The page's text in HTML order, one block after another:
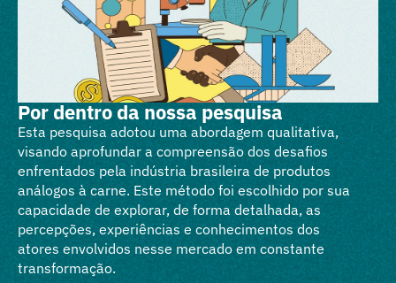
Por dentro da nossa pesquisa
Esta pesquisa adotou uma abordagem qualitativa,
visando aprofundar a compreensão dos desafios
enfrentados pela indústria brasileira de produtos
análogos à carne. Este método foi escolhido por sua
capacidade de explorar, de forma detalhada, as
percepções, experiências e conhecimentos dos
atores envolvidos nesse mercado em constante
transformação.